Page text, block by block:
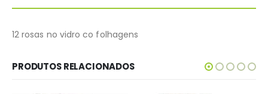
12 rosas no vidro co folhagens
PRODUTOS RELACIONADOS